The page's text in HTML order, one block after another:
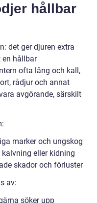
hållbar
det ger djuren extra
hållbar
ofta lång och kall,
rådjur och annat
avgörande, särskilt
marker och ungskog
eller kidning
skador och förluster
av:
söker upp